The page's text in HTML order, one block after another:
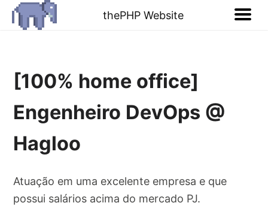
thePHP Website
[100% home office]
Engenheiro DevOps @
Hagloo
Atuação em uma excelente empresa e que
possui salários acima do mercado PJ.